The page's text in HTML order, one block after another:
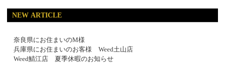
NEW ARTICLE
奈良県にお住まいのM様
兵庫県にお住まいのお客様 Weed土山店
Weed鯖江店 夏季休暇のお知らせ